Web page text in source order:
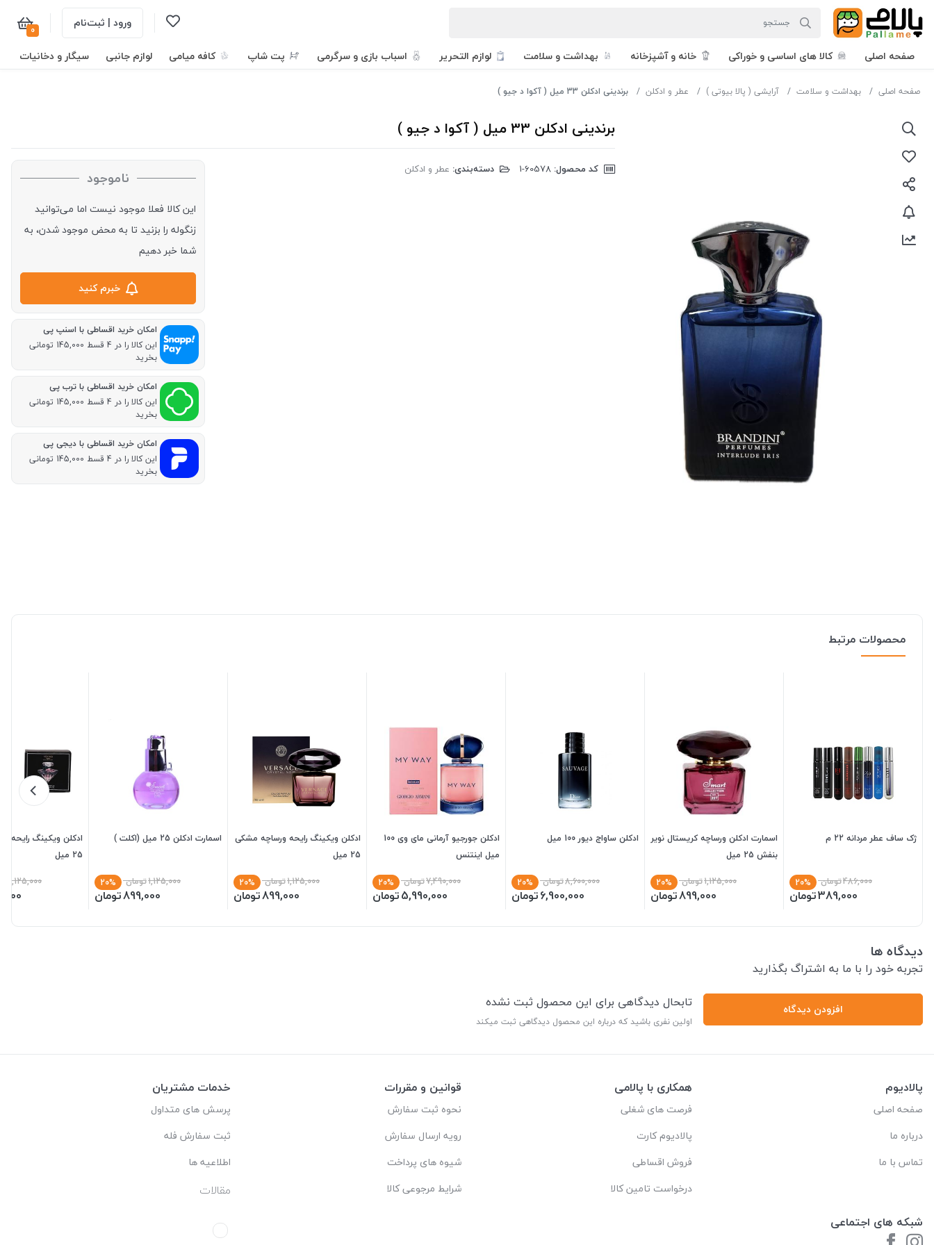
ورود | ثبت‌نام 0
صفحه اصلی کالا های اساسی و خوراکی خانه و آشپزخانه بهداشت و سلامت لوازم التحریر اسباب بازی و سرگرمی پت شاپ کافه میامی لوازم جانبی سیگار و دخانیات
صفحه اصلی بهداشت و سلامت آرایشی ( پالا بیوتی ) عطر و ادکلن برندینی ادکلن 33 میل ( آکوا د جیو )
برندینی ادکلن 33 میل ( آکوا د جیو )
کد محصول: دسته‌بندی: عطر و ادکلن ناموجود
این کالا فعلا موجود نیست اما می‌توانید
زنگوله را بزنید تا به محض موجود شدن، به
شما خبر دهیم
خبرم کنید
امکان خرید اقساطی با اسنپ پی
این کالا را در 4 قسط 145,000 تومانی
بخرید
امکان خرید اقساطی با ترب پی
این کالا را در 4 قسط 145,000 تومانی
بخرید
امکان خرید اقساطی با دیجی پی
این کالا را در 4 قسط 145,000 تومانی
بخرید
محصولات مرتبط
ژک ساف عطر مردانه 22 م
486,000تومان 20%
389,000تومان
اسمارت ادکلن ورساچه کریستال نویر
بنفش 25 میل
1,125,000تومان 20%
899,000تومان
ادکلن ساواج دیور 100 میل
8,600,000تومان 20%
6,900,000تومان
ادکلن جورجیو آرمانی مای وی 100
میل اینتنس
7,490,000تومان 20%
5,990,000تومان
ادکلن ویکینگ رایحه ورساچه مشکی
25 میل
1,125,000تومان 20%
899,000تومان
اسمارت ادکلن 25 میل (اکلت )
1,125,000تومان 20%
899,000تومان
ادکلن ویکینگ رایحه
25 میل
1,125,000
دیدگاه ها
تجربه خود را با ما به اشتراگ بگذارید
افزودن دیدگاه تابحال دیدگاهی برای این محصول ثبت نشده
اولین نفری باشید که درباره این محصول دیدگاهی ثبت میکند
پالادیوم
صفحه اصلی
درباره ما
تماس با ما
شبکه های اجتماعی
همکاری با پالامی
فرصت های شغلی
پالادیوم کارت
فروش اقساطی
درخواست تامین کالا
قوانین و مقررات
نحوه ثبت سفارش
رویه ارسال سفارش
شیوه های پرداخت
شرایط مرجوعی کالا
خدمات مشتریان
پرسش های متداول
ثبت سفارش فله
اطلاعیه ها
مقالات